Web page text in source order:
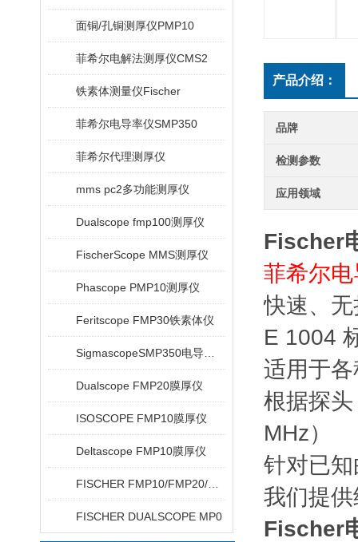
面铜/孔铜测厚仪PMP10
菲希尔电解法测厚仪CMS2
铁素体测量仪Fischer
菲希尔电导率仪SMP350
菲希尔代理测厚仪
mms pc2多功能测厚仪
Dualscope fmp100测厚仪
FischerScope MMS测厚仪
Phascope PMP10测厚仪
Feritscope FMP30铁素体仪
Dualscope FMP20膜厚仪
ISOSCOPE FMP10膜厚仪
Deltascope FMP10膜厚仪
FISCHER DUALSCOPE MP0
产品介绍：
品牌
检测参数
应用领域
Fischer
菲希尔
快速、
E 1004
适用于
根据探
MHz）
针对已
我们提
Fischer